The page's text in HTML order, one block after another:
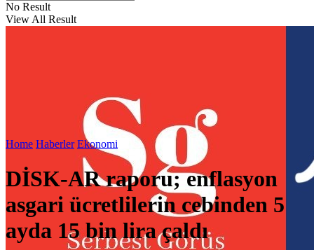
No Result
View All Result
Home Haberler Ekonomi
DİSK-AR raporu; enflasyon
asgari ücretlilerin cebinden 5
ayda 15 bin lira çaldı